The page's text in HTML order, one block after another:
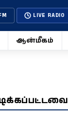
LIVE RADIO
ஆன்மீகம்